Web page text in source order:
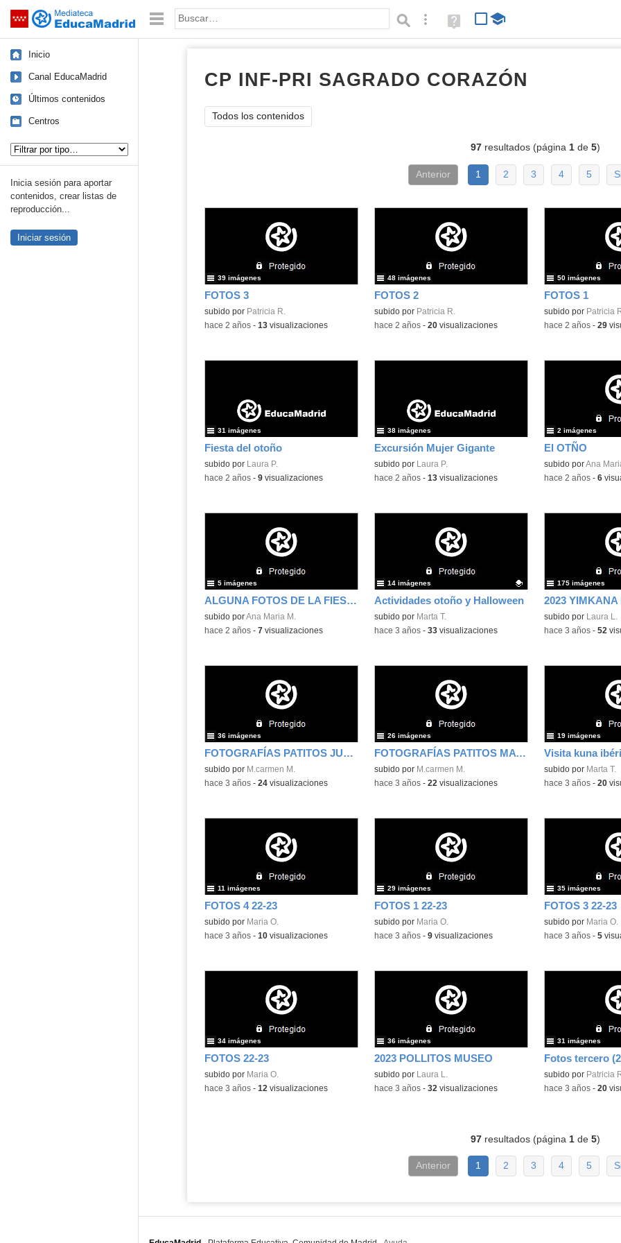
Saltar navegación Palabra o frase: Búsqueda avanzada
Ayuda
(en
Inicio
Canal EducaMadrid
Últimos contenidos
Centros
Inicia sesión para aportar
contenidos, crear listas de
reproducción...
Iniciar sesión
CP INF-PRI SAGRADO CORAZÓN
Todos los contenidos
97resultados (página 1de 5)
Anterior 1 2 3 4 5
FOTOS 3
subido por Patricia R.
39 imágenes
-hace 2 años- 13visualizaciones
FOTOS 2
subido por Patricia R.
48 imágenes
-hace 2 años- 20visualizaciones
FOTOS 1
subido por Patricia
50 imágenes
-hace 2 años- 29
Fiesta del otoño
subido por Laura P.
31 imágenes
-hace 2 años- 9visualizaciones
Excursión Mujer Gigante
subido por Laura P.
38 imágenes
-hace 2 años- 13visualizaciones
El OTÑO
subido porAna
2 imágenes
-hace 2 años- 6
ALGUNA FOTOS DE LA FIESTA DEL OTOÑO
subido porAna Maria M.
5 imágenes
-hace 2 años- 7visualizaciones
Actividades otoño y Halloween
Contenido educativo.
subido por Marta T.
14 imágenes
-hace 3 años- 33visualizaciones
2023 YIMKANA
subido por Laura L.
175 imágenes
-hace 3 años- 52
FOTOGRAFÍAS PATITOS JUNIO
subido por M.carmen M.
36 imágenes
-hace 3 años- 24visualizaciones
FOTOGRAFÍAS PATITOS MAYO
subido por M.carmen M.
26 imágenes
-hace 3 años- 22 visualizaciones
Visita kuna
subido por Marta T.
19 imágenes
-hace 3 años- 20
FOTOS 4 22-23
subido por Maria O.
11 imágenes
-hace 3 años- 10visualizaciones
FOTOS 1 22-23
subido por Maria O.
29 imágenes
-hace 3 años- 9visualizaciones
FOTOS 3 22-23
subido por Maria O.
35 imágenes
-hace 3 años- 5
FOTOS 22-23
subido por Maria O.
34 imágenes
-hace 3 años- 12 visualizaciones
2023 POLLITOS MUSEO
subido por Laura L.
36 imágenes
-hace 3 años- 32 visualizaciones
Fotos tercero
subido por Patricia
31 imágenes
-hace 3 años- 20
97resultados (página 1de 5)
Anterior 1 2 3 4 5